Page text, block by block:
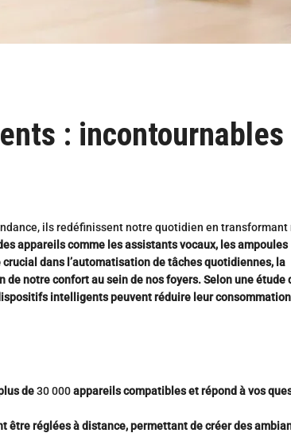
: incontournables
ils redéfinissent notre quotidien en transformant
appareils comme les assistants vocaux, les ampoules
dans l’automatisation de tâches quotidiennes, la
notre confort au sein de nos foyers. Selon une étude
intelligents peuvent réduire leur consommation
de30 000appareils compatibles et répond à vos
être réglées à distance, permettant de créer des